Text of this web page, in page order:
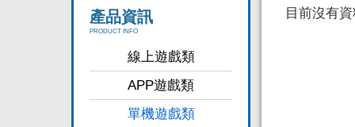
產品資訊
PRODUCT INFO
線上遊戲類
APP遊戲類
單機遊戲類
目前沒有